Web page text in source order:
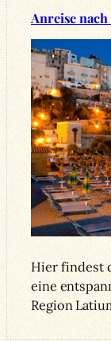
Anreise
Hier findest
eine
Region